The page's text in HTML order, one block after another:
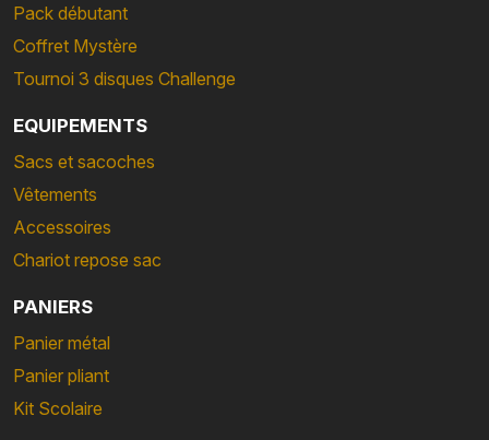
Pack débutant
Coffret Mystère
Tournoi 3 disques Challenge
EQUIPEMENTS
Sacs et sacoches
Vêtements
Accessoires
Chariot repose sac
PANIERS
Panier métal
Panier pliant
Kit Scolaire